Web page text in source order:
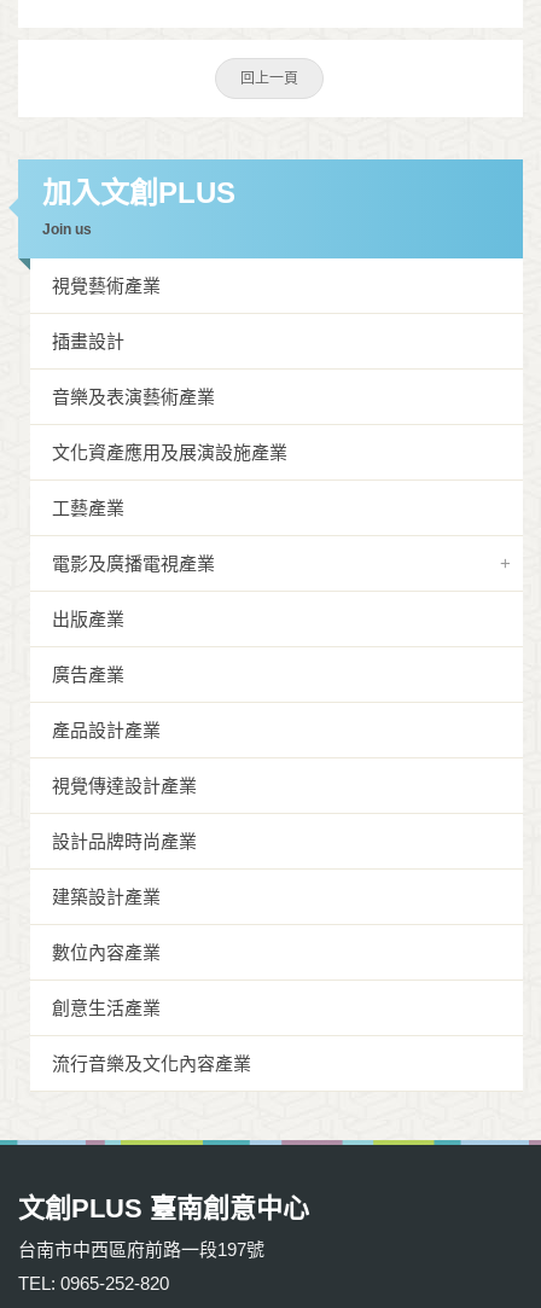
回上一頁
加入文創PLUS
Join us
視覺藝術產業
插畫設計
音樂及表演藝術產業
文化資產應用及展演設施產業
工藝產業
電影及廣播電視產業
出版產業
廣告產業
產品設計產業
視覺傳達設計產業
設計品牌時尚產業
建築設計產業
數位內容產業
創意生活產業
流行音樂及文化內容產業
文創PLUS 臺南創意中心
台南市中西區府前路一段197號
TEL: 0965-252-820